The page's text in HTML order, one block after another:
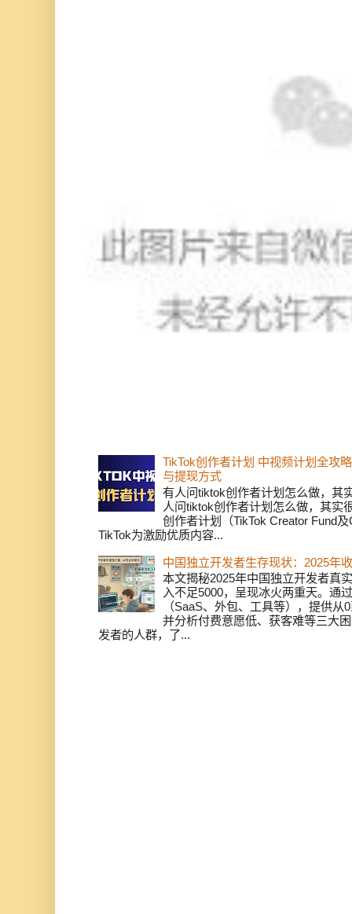
TikTok创作者计划 中视频计划全攻
与提现方式
有人问tiktok创作者计划怎么做，其
人问tiktok创作者计划怎么做，其实
创作者计划（TikTok Creator Fund
TikTok为激励优质内容...
中国独立开发者生存现状：2025年
本文揭秘2025年中国独立开发者真
入不足5000，呈现冰火两重天。通
（SaaS、外包、工具等），提供
并分析付费意愿低、获客难等三大
发者的人群，了...